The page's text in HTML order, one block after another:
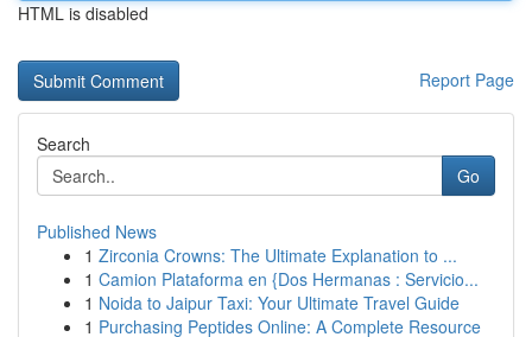
HTML is disabled
Report Page
Search
Go
Published News
1 Zirconia Crowns: The Ultimate Explanation to ...
1 Camion Plataforma en {Dos Hermanas : Servicio...
1 Noida to Jaipur Taxi: Your Ultimate Travel Guide
1 Purchasing Peptides Online: A Complete Resource